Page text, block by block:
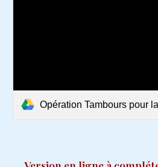
Opération Tambours pour la Paix 2027